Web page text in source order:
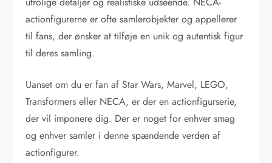
actionfigurerne er ofte samlerobjekter og appellerer
til fans, der ønsker at tilføje en unik og autentisk figur
til deres samling.
Uanset om du er fan af Star Wars, Marvel, LEGO,
Transformers eller NECA, er der en actionfigurserie,
der vil imponere dig. Der er noget for enhver smag
og enhver samler i denne spændende verden af
actionfigurer.